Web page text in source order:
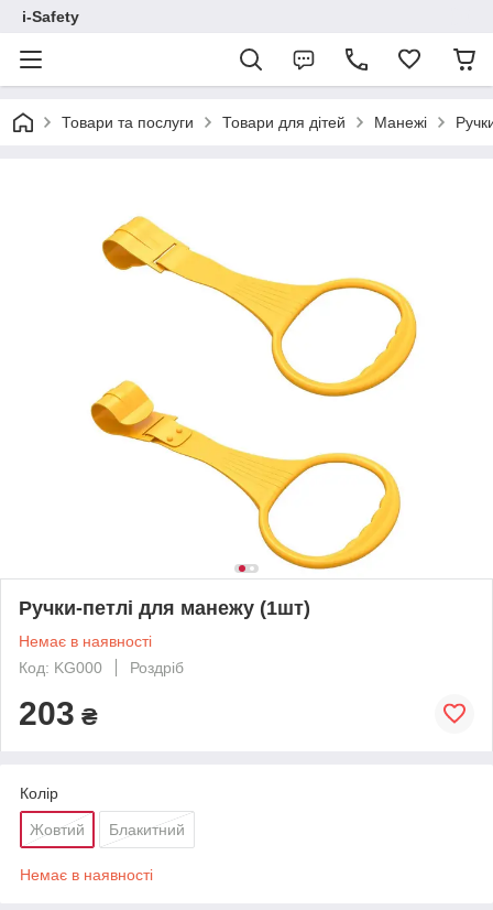
i-Safety
Товари та послуги Товари для дітей Манежі
Ручки-петлі для манежу (1шт)
Немає в наявності
Код: KG000
Роздріб
203 ₴
Колір
Жовтий Блакитний
Немає в наявності